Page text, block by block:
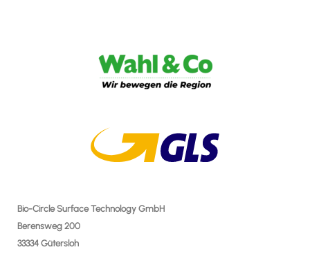
Bio-Circle Surface Technology GmbH
Berensweg 200
33334 Gütersloh